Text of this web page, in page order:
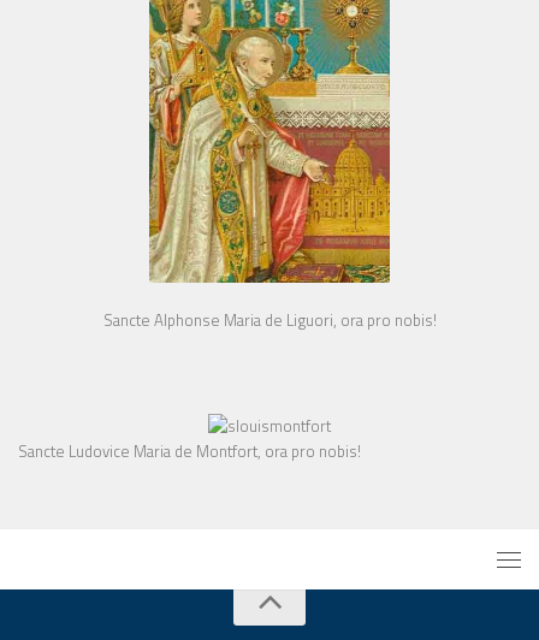
Sancte Alphonse Maria de Liguori, ora pro nobis!
Sancte Ludovice Maria de Montfort, ora pro nobis!